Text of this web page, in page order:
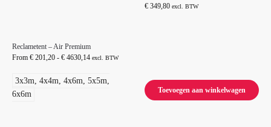
Reclametent – Air Premium
From € 201,20 - € 4630,14 excl. BTW
3x3m, 4x4m, 4x6m, 5x5m,
6x6m
€ 349,80 excl. BTW
Toevoegen aan winkelwagen